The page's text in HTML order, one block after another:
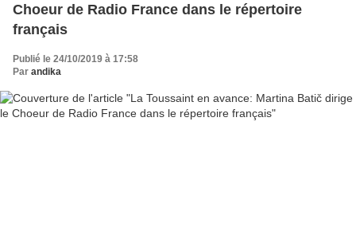
Choeur de Radio France dans le répertoire
français
Publié le 24/10/2019 à 17:58
Par andika